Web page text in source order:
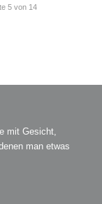
5 von 14
mit Gesicht,
man etwas